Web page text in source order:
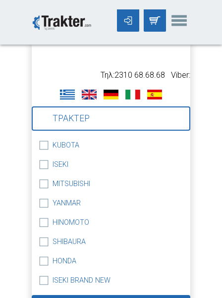
Τηλ:2310 68.68.68 Viber:699
ΤΡΑΚΤΕΡ
KUBOTA
ISEKI
MITSUBISHI
YANMAR
HINOMOTO
SHIBAURA
HONDA
ISEKI BRAND NEW